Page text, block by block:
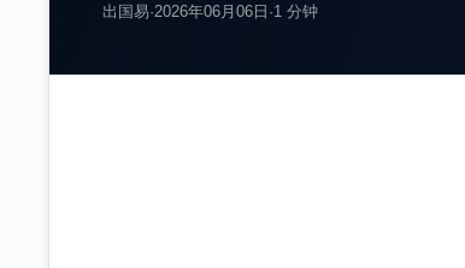
出国易·2026年06月06日 ·1 分钟